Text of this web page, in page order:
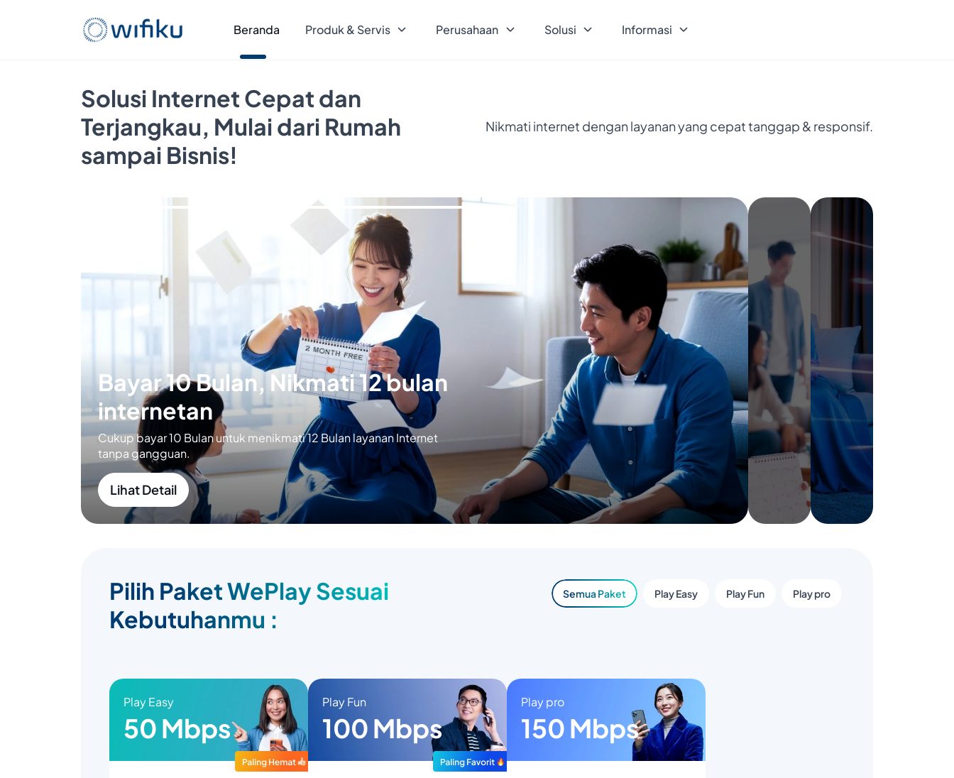
Beranda Produk & Servis Perusahaan Solusi Informasi
Solusi Internet Cepat dan
Terjangkau, Mulai dari Rumah
sampai Bisnis!
Nikmati internet dengan layanan yang cepat tanggap & responsif.
Bayar 10 Bulan, Nikmati 12 bulan
internetan
Cukup bayar 10 Bulan untuk menikmati 12 Bulan layanan Internet
tanpa gangguan.
Lihat Detail
Pilih Paket WePlay Sesuai
Kebutuhanmu :
Semua Paket Play Easy Play Fun Play pro
Play Easy
50 Mbps
Play Fun
100 Mbps
Play pro
150 Mbps